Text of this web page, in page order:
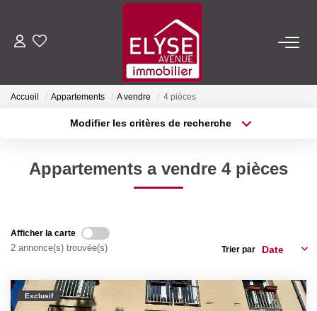
ACHETER
NOTRE AGENCE
Nous Rejoindre
Accueil Appartements A vendre 4 pièces
Modifier les critères de recherche
Sélectionnez...
Type de bien
Créer une alerte
Appartements a vendre 4 pièces
Afficher la carte
2 annonce(s) trouvée(s) Trier par
Exclusif